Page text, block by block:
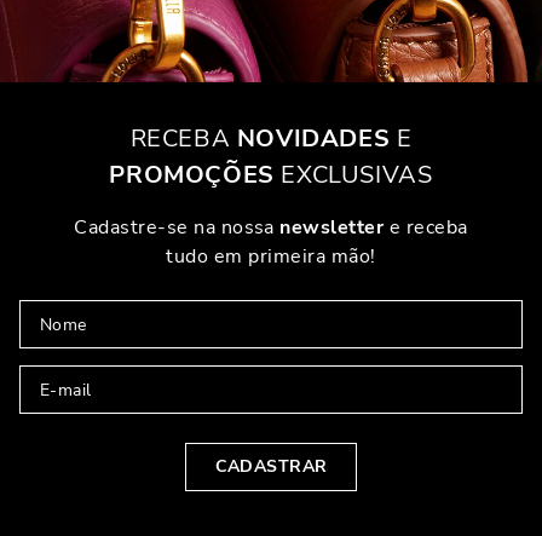
RECEBA NOVIDADES E
PROMOÇÕES EXCLUSIVAS
Cadastre-se na nossa newslettere receba
tudo em primeira mão!
CADASTRAR